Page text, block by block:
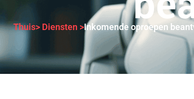
Thuis> Diensten >Inkomende oproepen